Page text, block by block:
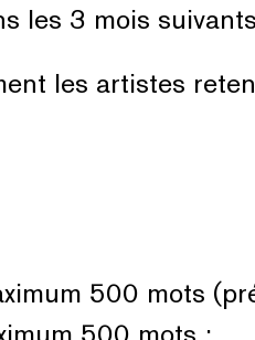
les 3 mois
les artistes
500 mots
500 mots ;